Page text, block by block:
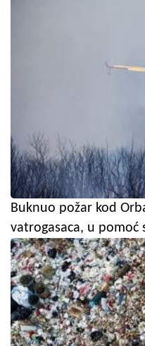
Buknuo požar kod
vatrogasaca, u pomoć